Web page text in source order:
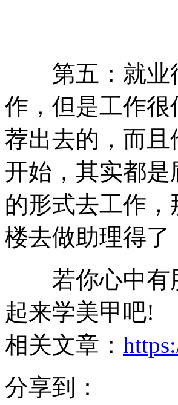
第五：就业待
作，但是工作
荐出去的，而
开始，其实都
的形式去工作
楼去做助理得
若你心中有股
起来学美甲吧!
相关文章：
分享到：